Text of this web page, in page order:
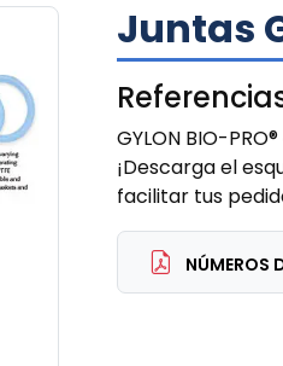
Juntas
GYLON BIO-
¡Descarga el
facilitar tus
NÚMEROS